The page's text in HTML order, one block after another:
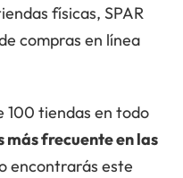
físicas, SPAR
compras en línea
100 tiendas en todo
más frecuente en las
encontrarás este